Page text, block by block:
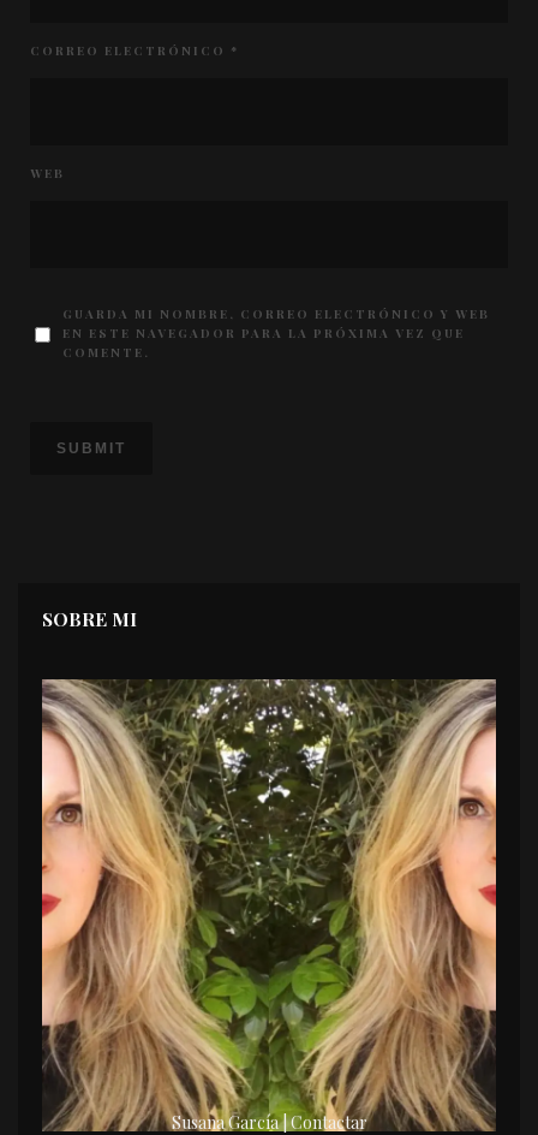
CORREO ELECTRÓNICO *
WEB
GUARDA MI NOMBRE, CORREO ELECTRÓNICO Y WEB
EN ESTE NAVEGADOR PARA LA PRÓXIMA VEZ QUE
COMENTE.
SOBRE MI
Susana García | Contactar